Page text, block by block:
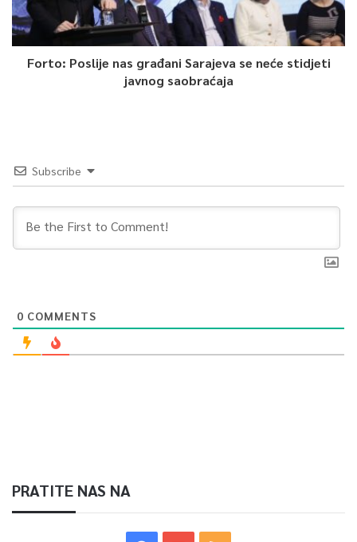
Forto: Poslije nas građani Sarajeva se neće stidjeti
javnog saobraćaja
Subscribe
0 COMMENTS
PRATITE NAS NA